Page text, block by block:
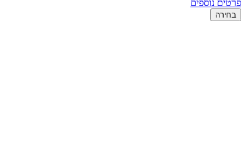
פרטים נוספים
בחירה